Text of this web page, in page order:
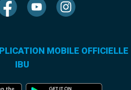
MOBILE OFFICIELLE
IBU